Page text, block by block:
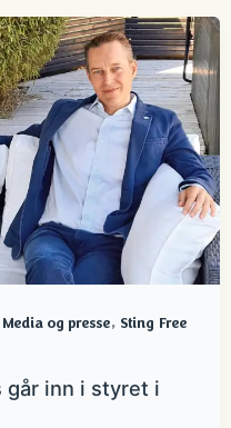
Media og presse, Sting Free
går inn i styret i